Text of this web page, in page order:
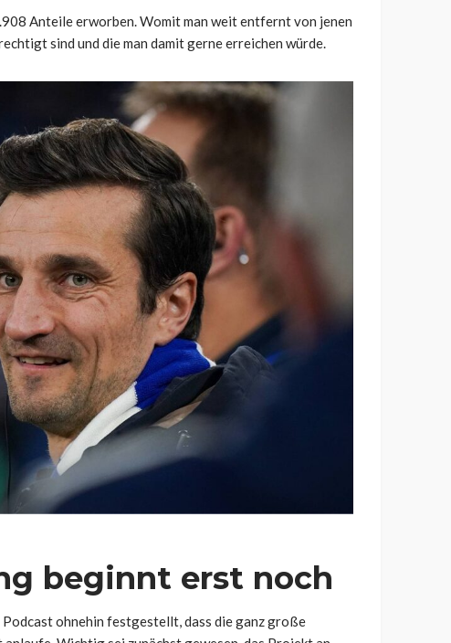
Anteile erworben. Womit man weit entfernt von jenen
sind und die man damit gerne erreichen würde.
beginnt erst noch
ohnehin festgestellt, dass die ganz große